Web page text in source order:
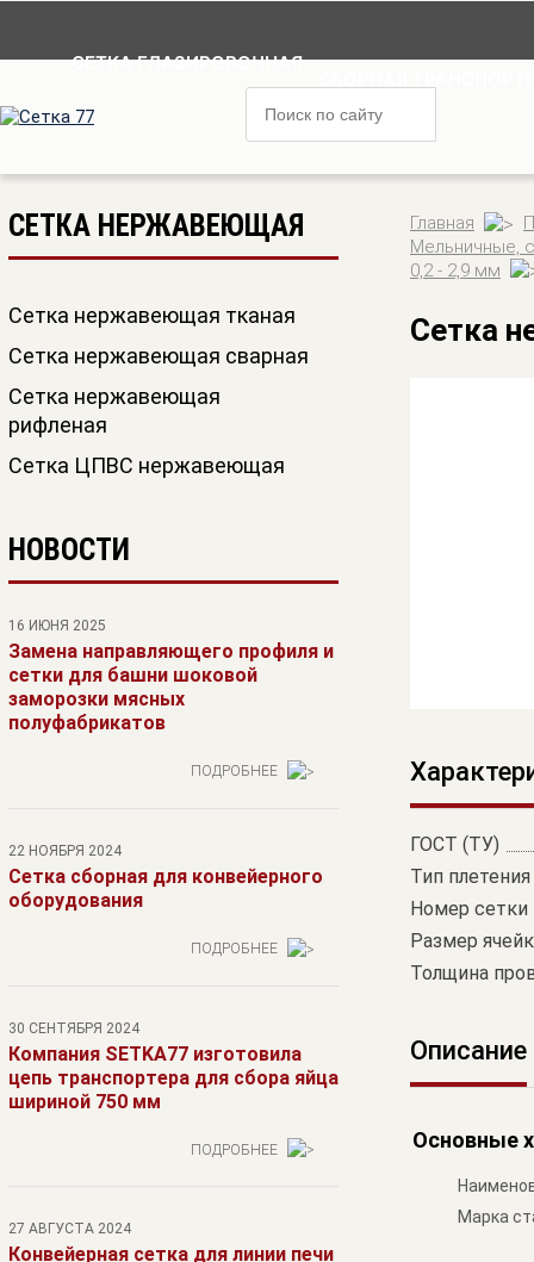
СЕТКА ГЛАЗИРОВОЧНАЯ
СЕТКА НЕРЖАВЕЮЩАЯ
Сетка нержавеющая тканая
Сетка нержавеющая сварная
Сетка нержавеющая
рифленая
Сетка ЦПВС нержавеющая
НОВОСТИ
16 ИЮНЯ 2025
Замена направляющего профиля и
сетки для башни шоковой
заморозки мясных
полуфабрикатов
ПОДРОБНЕЕ
22 НОЯБРЯ 2024
Сетка сборная для конвейерного
оборудования
ПОДРОБНЕЕ
30 СЕНТЯБРЯ 2024
Компания SETKA77 изготовила
цепь транспортера для сбора яйца
шириной 750 мм
ПОДРОБНЕЕ
27 АВГУСТА 2024
Конвейерная сетка для линии печи
Главная
Мельничные,
0,2 - 2,9 мм
Сетка
ГОСТ (ТУ)
Тип плетения
Номер сетки
Размер
Толщина
Описание
Основные
Марка